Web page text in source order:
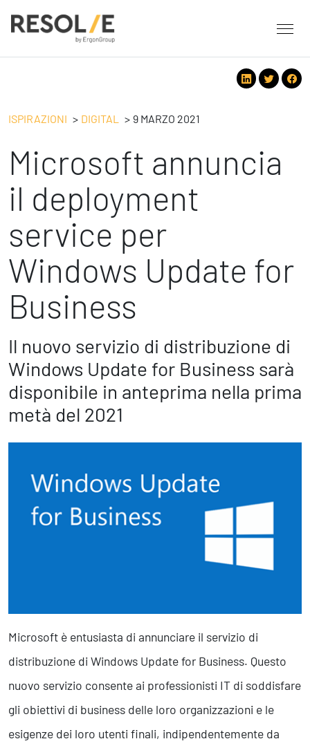
Servizi
People
Strategy
Future
Operation
Safety
Tecnologie
Eventi
Ispirazioni
Formazione
Contatti
People
Leadership
Benessere Organizzativo & Sostenibile
Performance Management
Strategy
Change Management
Business Process Improvement
People & Process
Marketing Strategico
231 Gestione Rischi
Future
Innovazione
Europe
Sviluppo App
Operation
Smart Working
Efficientamento Aziendale
ISPIRAZIONI DIGITAL 9 MARZO 2021
Microsoft annuncia
il deployment
service per
Windows Update for
Business
Il nuovo servizio di distribuzione di
Windows Update for Business sarà
disponibile in anteprima nella prima
metà del 2021
Microsoft è entusiasta di annunciare il servizio di
distribuzione di Windows Update for Business. Questo
nuovo servizio consente ai professionisti IT di soddisfare
gli obiettivi di business delle loro organizzazioni e le
esigenze dei loro utenti finali, indipendentemente da